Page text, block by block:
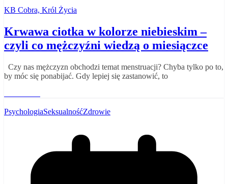
KB Cobra, Król Życia
Krwawa ciotka w kolorze niebieskim –
czyli co mężczyźni wiedzą o miesiączce
Czy nas mężczyzn obchodzi temat menstruacji? Chyba tylko po to,
by móc się ponabijać. Gdy lepiej się zastanowić, to
PsychologiaSeksualnośćZdrowie